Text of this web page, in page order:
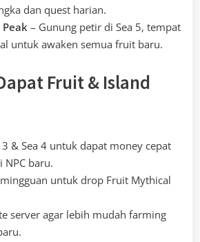
dan quest harian.
– Gunung petir di Sea 5, tempat
untuk awaken semua fruit baru.
Fruit & Island
& Sea 4 untuk dapat money cepat
NPC baru.
untuk drop Fruit Mythical
server agar lebih mudah farming